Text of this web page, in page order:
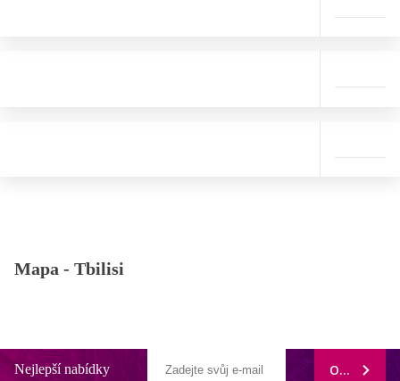
Mapa - Tbilisi
Nejlepší nabídky ODEBÍRAT